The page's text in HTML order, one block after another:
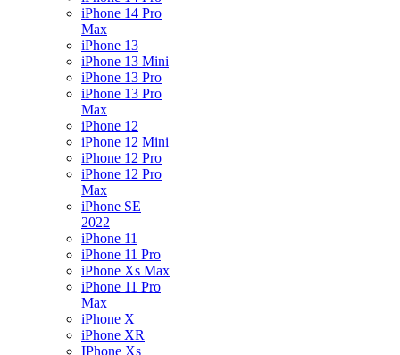
iPhone 14 Pro
Max
iPhone 13
iPhone 13 Mini
iPhone 13 Pro
iPhone 13 Pro
Max
iPhone 12
iPhone 12 Mini
iPhone 12 Pro
iPhone 12 Pro
Max
iPhone SE
2022
iPhone 11
iPhone 11 Pro
iPhone Xs Max
iPhone 11 Pro
Max
iPhone X
iPhone XR
IPhone Xs